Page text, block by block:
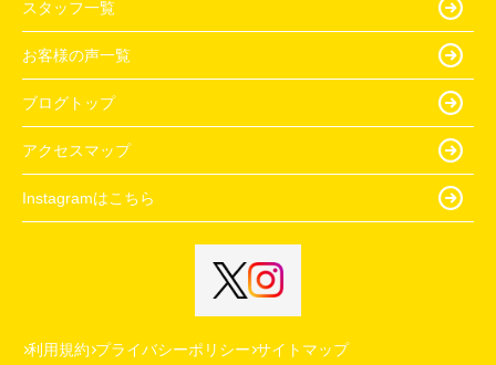
スタッフ一覧
お客様の声一覧
ブログトップ
アクセスマップ
Instagramはこちら
利用規約 プライバシーポリシー サイトマップ